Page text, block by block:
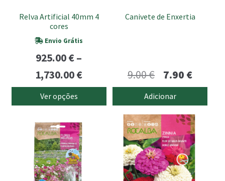
Relva Artificial 40mm 4
cores
Envio Grátis
925.00€–
1,730.00€Price
range:
925.00 €
through
1,730.00 €
Ver opções
chosen
product
Canivete de Enxertia
9.00€
preço
original
era:
9.00 €.
7.90 €O
preço
atual
é:
7.90 €.
Adicionar